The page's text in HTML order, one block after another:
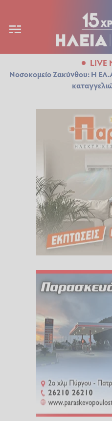
LIVE
Νοσοκομείο Ζακύνθου: Η